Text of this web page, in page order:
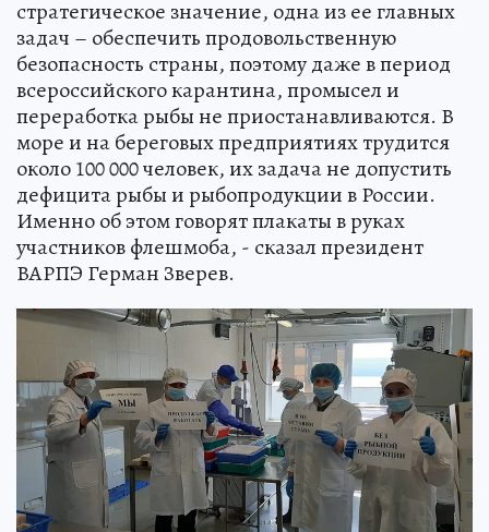
стратегическое значение, одна из ее главных
задач – обеспечить продовольственную
безопасность страны, поэтому даже в период
всероссийского карантина, промысел и
переработка рыбы не приостанавливаются. В
море и на береговых предприятиях трудится
около 100 000 человек, их задача не допустить
дефицита рыбы и рыбопродукции в России.
Именно об этом говорят плакаты в руках
участников флешмоба, - сказал президент
ВАРПЭ Герман Зверев.